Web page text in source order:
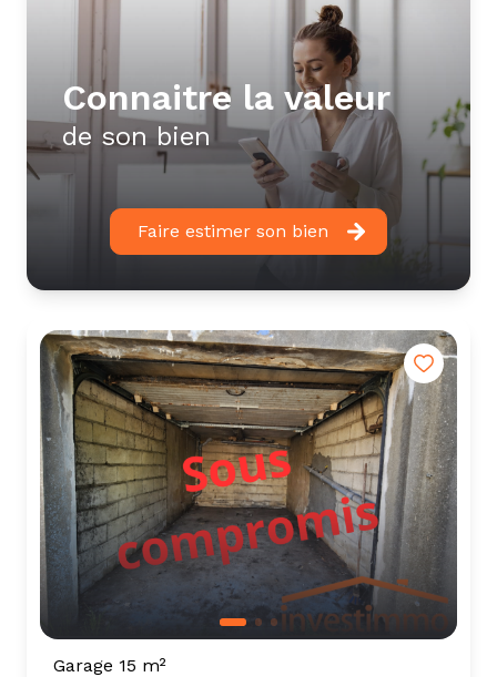
connaitre la valeur
de son bien
Faire estimer son bien
Garage 15 m²